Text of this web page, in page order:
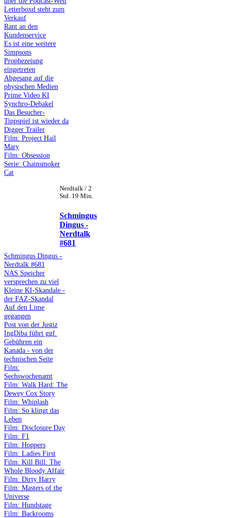
Letterboxd steht zum
Verkauf
Rant an den
Kundenservice
Es ist eine weitere
Simpsons
Prophezeiung
eingetreten
Abgesang auf die
physischen Medien
Prime Video KI
Synchro-Debakel
Das Besucher-
Tippspiel ist wieder da
Digger Trailer
Film: Project Hail
Mary
Film: Obsession
Serie: Chainsmoker
Cat
Nerdtalk / 2
Std. 19 Min.
Schmingus
Dingus -
Nerdtalk
#681
Schmingus Dingus -
Nerdtalk #681
NAS Speicher
versprechen zu viel
Kleine KI-Skandale -
der FAZ-Skandal
Auf den Lime
gegangen
Post von der Justiz
IngDiba führt ggf.
Gebühren ein
Kanada - von der
technischen Seite
Film:
Sechswochenamt
Film: Walk Hard: The
Dewey Cox Story
Film: Whiplash
Film: So klingt das
Leben
Film: Disclosure Day
Film: F1
Film: Hoppers
Film: Ladies First
Film: Kill Bill: The
Whole Bloody Affair
Film: Dirty Harry
Film: Masters of the
Universe
Film: Hundstage
Film: Backrooms